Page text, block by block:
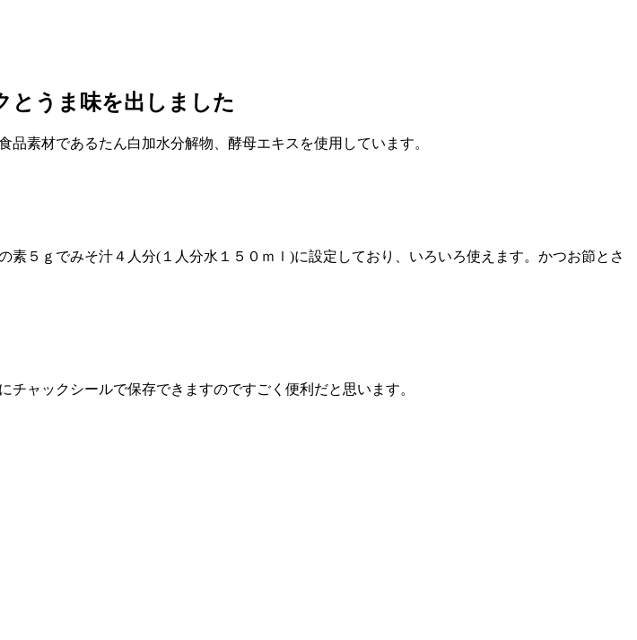
とうま味を出しました
素材であるたん白加水分解物、酵母エキスを使用しています。
５ｇでみそ汁４人分(１人分水１５０ｍｌ)に設定しており、いろいろ使えます。かつお節とさ
ャックシールで保存できますのですごく便利だと思います。